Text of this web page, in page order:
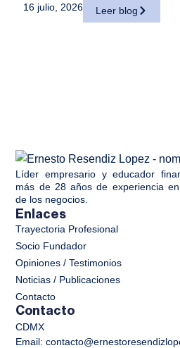
16 julio, 2026 Leer blog
Enlaces
Trayectoria Profesional
Socio Fundador
Opiniones / Testimonios
Noticias / Publicaciones
Contacto
Líder empresario y educador
más de 28 años de experiencia
de los negocios.
Contacto
CDMX
Email: